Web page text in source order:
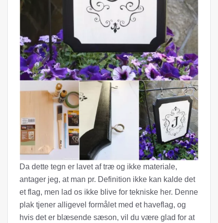
Da dette tegn er lavet af træ og ikke materiale,
antager jeg, at man pr. Definition ikke kan kalde det
et flag, men lad os ikke blive for tekniske her. Denne
plak tjener alligevel formålet med et haveflag, og
hvis det er blæsende sæson, vil du være glad for at